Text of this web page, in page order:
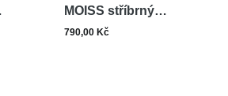
MOISS stříbrný
přívěsek SRDCE
790,00 Kč